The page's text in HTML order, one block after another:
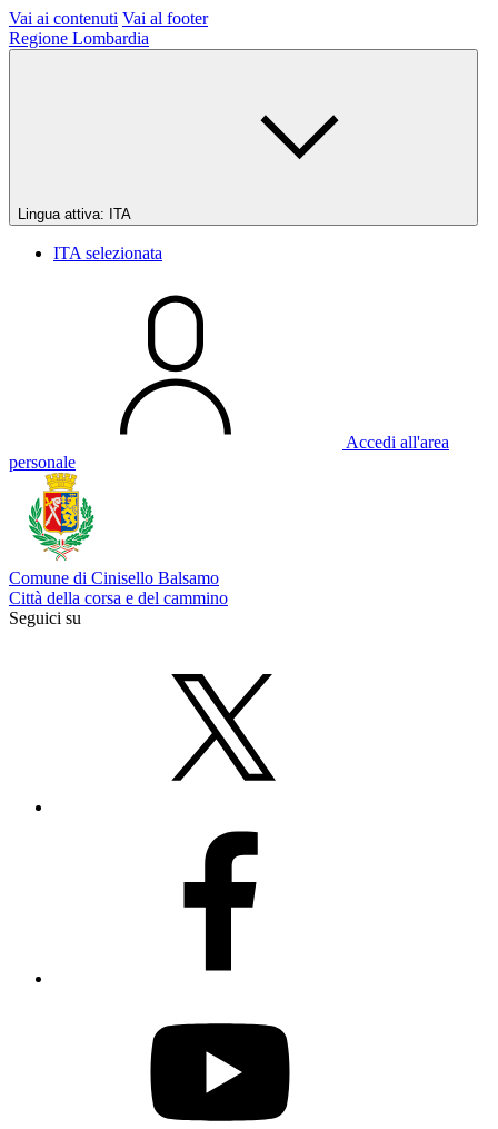
Vai ai contenuti Vai al footer
Regione Lombardia
Lingua attiva: ITA
ITA selezionata
Accedi all'area
personale
Comune di Cinisello Balsamo
Città della corsa e del cammino
Seguici su